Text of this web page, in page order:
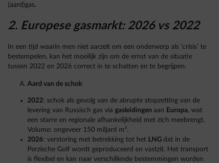
(aard)gas.
2. Europese gasmarkt: 2026 vs 2022
In een tijd waarin men niet aarzelt om een onderwerp als ‘crisis’ te
bestempelen, kan het moeilijk zijn om de ernst van de situatie
tussen 2022 en 2026 correct in te schatten en te begrijpen.
Aard van de schok
2022: schok als gevolg van de abrupte stopzetting van de
levering van Russisch gas via gasleidingen aan Europa, wat
een starre en regionale afhankelijkheid met zich meebrengt.
Volume: ongeveer 150 miljard m³.
2026: verstoring met betrekking tot het LNG dat in de
Perzische Golf wordt geproduceerd en vastzit. Het transport
is flexibel en kan naar verschillende bestemmingen worden